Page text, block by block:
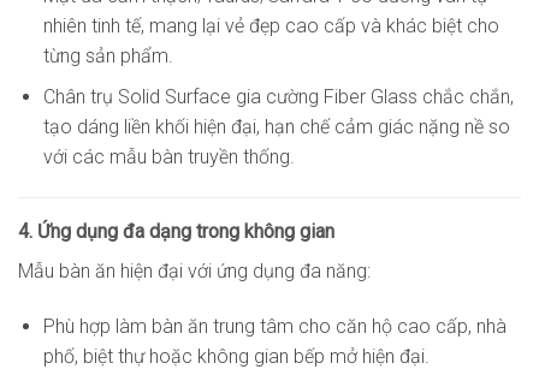
nhiên tinh tế, mang lại vẻ đẹp cao cấp và khác biệt cho
từng sản phẩm.
Chân trụ Solid Surface gia cường Fiber Glass chắc chắn,
tạo dáng liền khối hiện đại, hạn chế cảm giác nặng nề so
với các mẫu bàn truyền thống.
4. Ứng dụng đa dạng trong không gian
Mẫu bàn ăn hiện đại với ứng dụng đa năng:
Phù hợp làm bàn ăn trung tâm cho căn hộ cao cấp, nhà
phố, biệt thự hoặc không gian bếp mở hiện đại.